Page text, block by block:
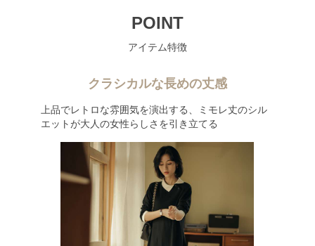
POINT
アイテム特徴
クラシカルな長めの丈感
上品でレトロな雰囲気を演出する、ミモレ丈のシル
エットが大人の女性らしさを引き立てる